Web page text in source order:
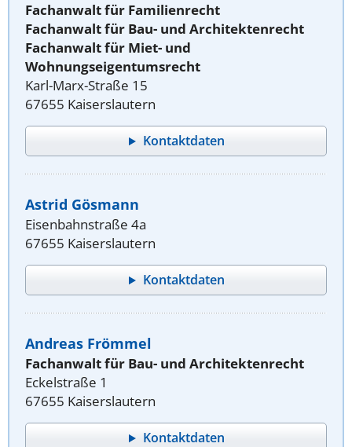
Fachanwalt für Familienrecht
Fachanwalt für Bau- und Architektenrecht
Fachanwalt für Miet- und
Wohnungseigentumsrecht
Karl-Marx-Straße 15
67655 Kaiserslautern
Kontaktdaten
Astrid Gösmann
Eisenbahnstraße 4a
67655 Kaiserslautern
Kontaktdaten
Andreas Frömmel
Fachanwalt für Bau- und Architektenrecht
Eckelstraße 1
67655 Kaiserslautern
Kontaktdaten